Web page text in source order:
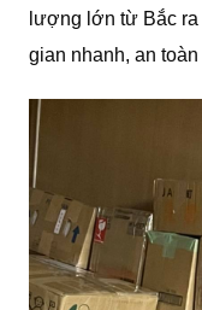
lượng lớn từ Bắc
gian nhanh, an